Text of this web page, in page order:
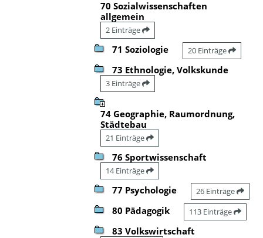
70 Sozialwissenschaften
allgemein
2 Einträge
71 Soziologie 20 Einträge
73 Ethnologie, Volkskunde
3 Einträge
74 Geographie, Raumordnung,
Städtebau
21 Einträge
76 Sportwissenschaft
14 Einträge
77 Psychologie 26 Einträge
80 Pädagogik 113 Einträge
83 Volkswirtschaft